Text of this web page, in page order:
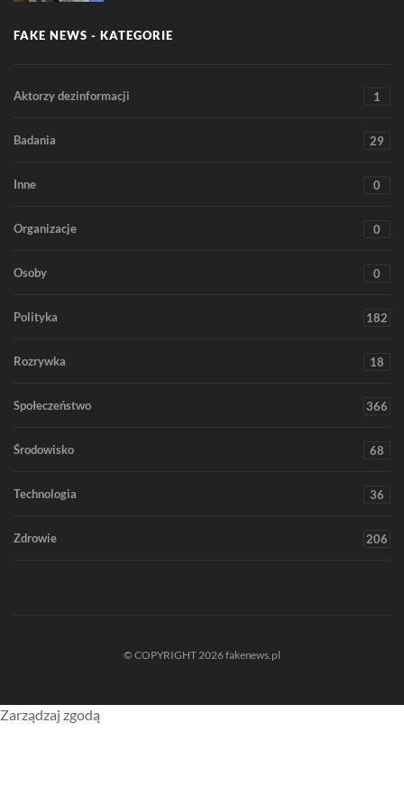
FAKE NEWS - KATEGORIE
Aktorzy dezinformacji 1
Badania 29
Inne 0
Organizacje 0
Osoby 0
Polityka 182
Rozrywka 18
Społeczeństwo 366
Środowisko 68
Technologia 36
Zdrowie 206
© COPYRIGHT 2026 fakenews.pl
Zarządzaj zgodą